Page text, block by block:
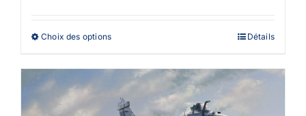
Choix des optionsCe
plusieurs
variations.
Les
options
Détails